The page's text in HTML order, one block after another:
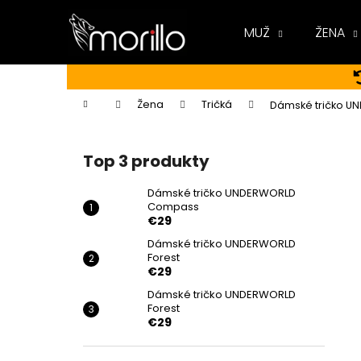
MUŽ ŽENA
Domov Žena Tričká Dámské tričko
Top 3 produkty
Dámské tričko UNDERWORLD
Compass
€29
Dámské tričko UNDERWORLD
Forest
€29
Dámské tričko UNDERWORLD
Forest
€29
í
Späť
do
obchodu
Späť
do
obchodu
DÁMSKÉ TRIČKO UNDERWORLD